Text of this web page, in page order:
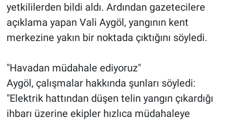
yetkililerden bildi aldı. Ardından gazetecilere
açıklama yapan Vali Aygöl, yangının kent
merkezine yakın bir noktada çıktığını söyledi.
"Havadan müdahale ediyoruz"
Aygöl, çalışmalar hakkında şunları söyledi:
"Elektrik hattından düşen telin yangın çıkardığı
ihbarı üzerine ekipler hızlıca müdahaleye